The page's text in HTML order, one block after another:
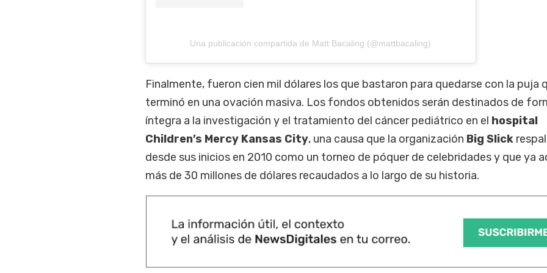
Una publicación compartida de Matt Bacaling (@mattbacaling)
Finalmente, fueron cien mil dólares los que bastaron para quedarse con la puja
terminó en una ovación masiva. Los fondos obtenidos serán destinados de
íntegra a la investigación y el tratamiento del cáncer pediátrico en el hospital
Children’s Mercy Kansas City, una causa que la organización Big Slick
desde sus inicios en 2010 como un torneo de póquer de celebridades y que ya
más de 30 millones de dólares recaudados a lo largo de su historia.